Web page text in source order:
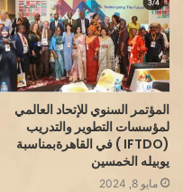
المؤتمر السنوي للإتحاد العالمي
لمؤسسات التطوير والتدريب
(‏IFTDO‏ ) في القاهرةبمناسبة
يوبيله الخمسين
مايو 8, 2024